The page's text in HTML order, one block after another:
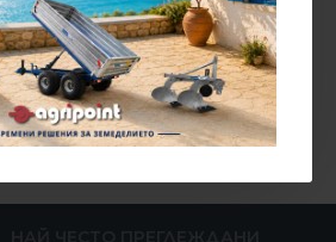
"контакти" на сайта.